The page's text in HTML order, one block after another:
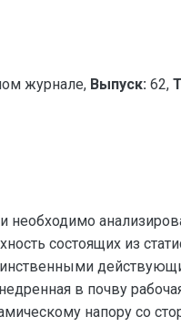
журнале, Выпуск: 62,
состоящих из
в почву
напору со